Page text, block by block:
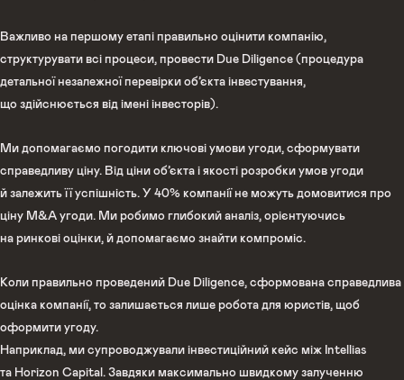
Важливо на першому етапі правильно оцінити компанію,
структурувати всі процеси, провести Due Diligence (процедура
детальної незалежної перевірки об’єкта інвестування,
що здійснюється від імені інвесторів).
Ми допомагаємо погодити ключові умови угоди, сформувати
справедливу ціну. Від ціни об’єкта і якості розробки умов угоди
й залежить її успішність. У 40% компанії не можуть домовитися про
ціну M&A угоди. Ми робимо глибокий аналіз, орієнтуючись
на ринкові оцінки, й допомагаємо знайти компроміс.
Коли правильно проведений Due Diligence, сформована справедлива
оцінка компанії, то залишається лише робота для юристів, щоб
оформити угоду.
Наприклад, ми супроводжували інвестиційний кейс між Intellias
та Horizon Capital. Завдяки максимально швидкому залученню